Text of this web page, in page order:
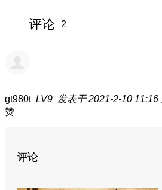
评论 2
gt980t LV9 发表于 2021-2-10 11:16
赞
评论